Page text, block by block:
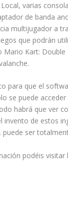
varias
de banda
multijugador a
que podrán
Mario Kart: Double
para que el
se puede acceder
habrá que ver
invento de estos
ser
podéis visitar